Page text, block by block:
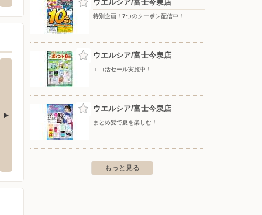
スガーデン店
7
ウエルシア/富士今泉店
特別企画！7つのクーポン配信中！
ウエルシア/富士今泉店
エコ活セール実施中！
ウエルシア/富士今泉店
まとめ髪で夏を楽しむ！
もっと見る